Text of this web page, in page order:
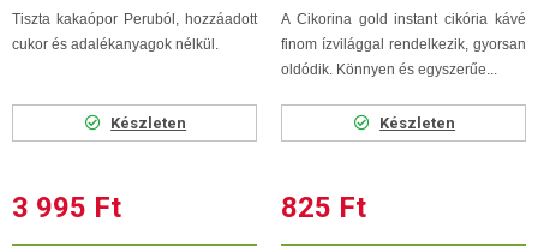
Tiszta kakaópor Peruból, hozzáadott
cukor és adalékanyagok nélkül.
Készleten
3 995 Ft
A Cikorina gold instant cikória kávé
finom ízvilággal rendelkezik, gyorsan
oldódik. Könnyen és egyszerűe...
Készleten
825 Ft